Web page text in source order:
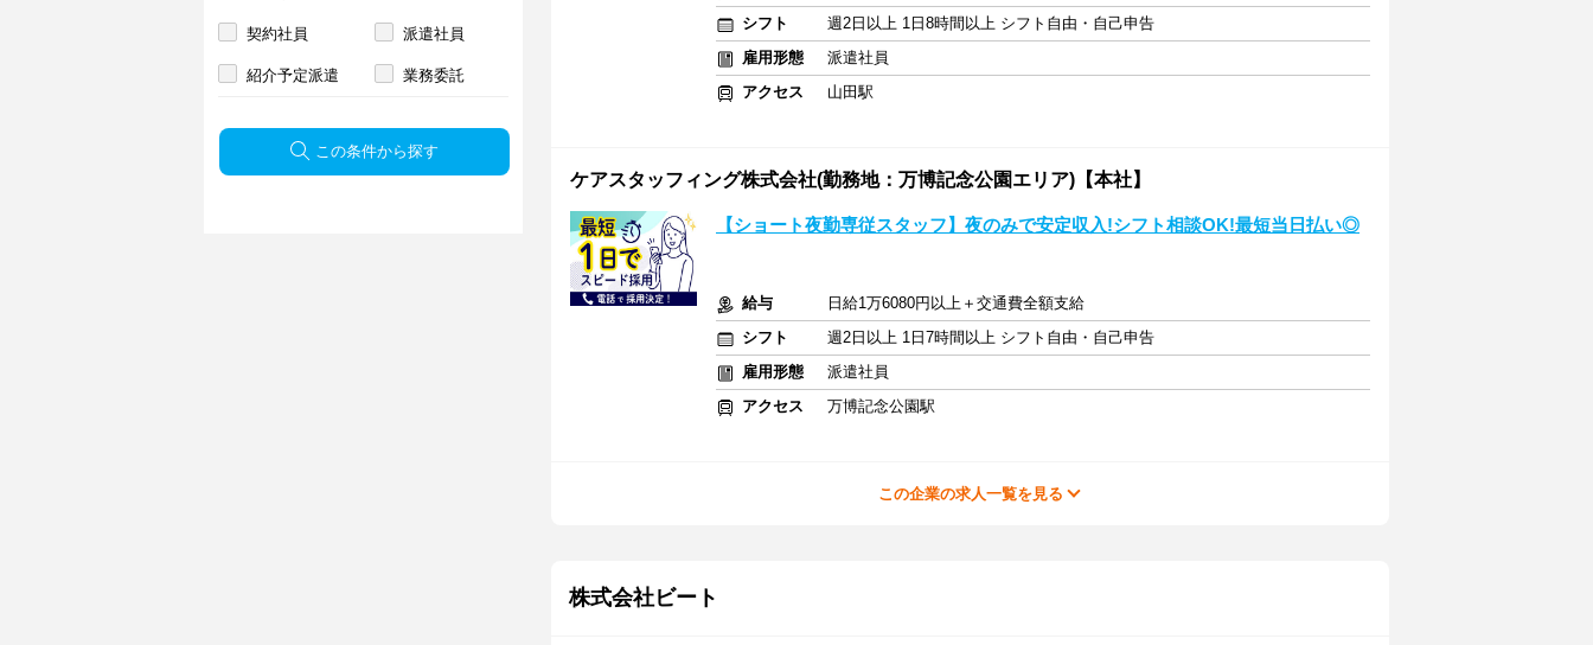
契約社員 派遣社員
紹介予定派遣 業務委託
この条件から探す
シフト
週2日以上 1日8時間以上 シフト自由・自己申告
雇用形態
派遣社員
アクセス
山田駅
ケアスタッフィング株式会社(勤務地：万博記念公園エリア)【本社】
【ショート夜勤専従スタッフ】夜のみで安定収入!シフト相談OK!最短当日払い◎
給与
日給1万6080円以上＋交通費全額支給
シフト
週2日以上 1日7時間以上 シフト自由・自己申告
雇用形態
派遣社員
アクセス
万博記念公園駅
この企業の求人一覧を見る
株式会社ビート